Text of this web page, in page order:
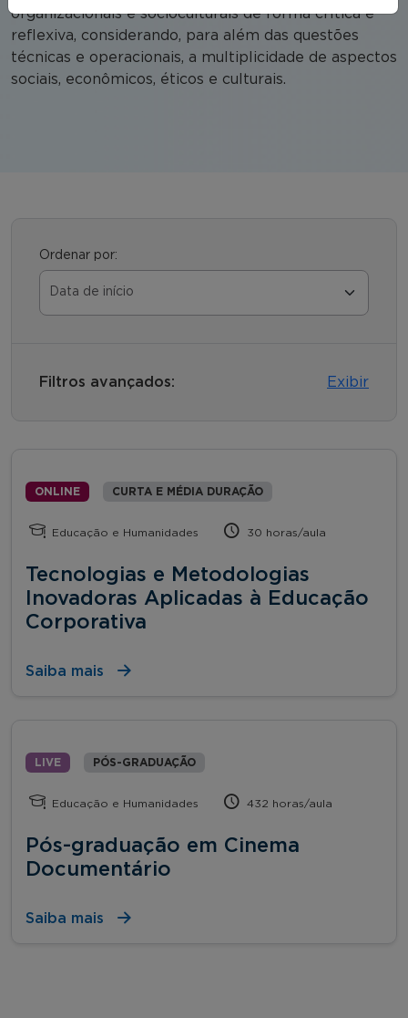
organizacionais e socioculturais de forma crítica e
reflexiva, considerando, para além das questões
técnicas e operacionais, a multiplicidade de aspectos
sociais, econômicos, éticos e culturais.
Ordenar por:
Filtros avançados: Exibir
ONLINE CURTA E MÉDIA DURAÇÃO
Educação e Humanidades 30 horas/aula
Tecnologias e Metodologias
Inovadoras Aplicadas à Educação
Corporativa
Saiba mais
LIVE PÓS-GRADUAÇÃO
Educação e Humanidades 432 horas/aula
Pós-graduação em Cinema
Documentário
Saiba mais